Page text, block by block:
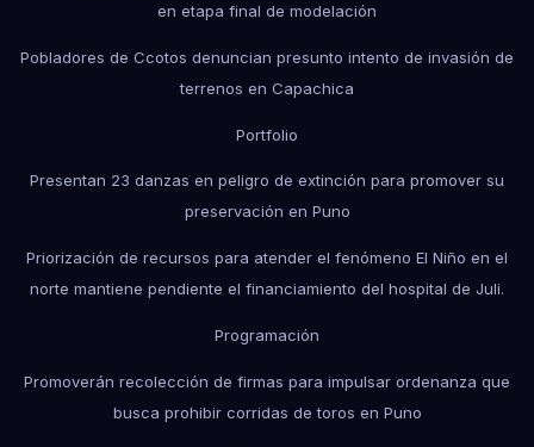
en etapa final de modelación
Pobladores de Ccotos denuncian presunto intento de invasión de
terrenos en Capachica
Portfolio
Presentan 23 danzas en peligro de extinción para promover su
preservación en Puno
Priorización de recursos para atender el fenómeno El Niño en el
norte mantiene pendiente el financiamiento del hospital de Juli.
Programación
Promoverán recolección de firmas para impulsar ordenanza que
busca prohibir corridas de toros en Puno